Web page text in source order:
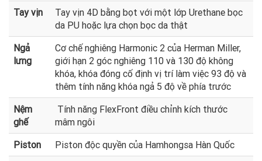
Tay vịn
Tay vịn 4D bằng bọt với một lớp Urethane bọc
da PU hoặc lựa chọn bọc da thật
Ngả
lưng
Cơ chế nghiêng Harmonic 2 của Herman Miller,
giới hạn 2 góc nghiêng 110 và 130 độ không
khóa, khóa đóng cố định vị trí làm việc 93 độ và
thêm tính năng khóa ngả 5 độ về phía trước
Nệm
ghế
Tính năng FlexFront điều chỉnh kích thước
mâm ngôi
Piston
Piston độc quyền của Hamhongsa Hàn Quốc